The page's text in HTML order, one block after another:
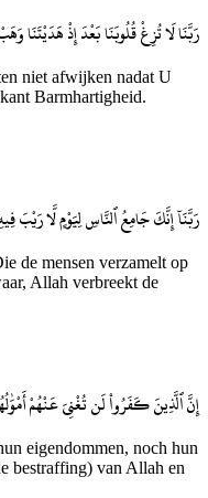
رَبَّنَا لَا تُزِغْ قُلُوبَنَا بَعْدَ إِذْ هَدَيْتَنَا
niet afwijken nadat U
Barmhartigheid.
رَبَّنَآ إِنَّكَ جَامِعُ ٱلنَّاسِ لِيَوْمٍ لَّا رَيْبَ
de mensen verzamelt op
Allah verbreekt de
إِنَّ ٱلَّذِينَ كَفَرُوا۟ لَن تُغْنِىَ عَنْهُمْ
eigendommen, noch hun
bestraffing) van Allah en